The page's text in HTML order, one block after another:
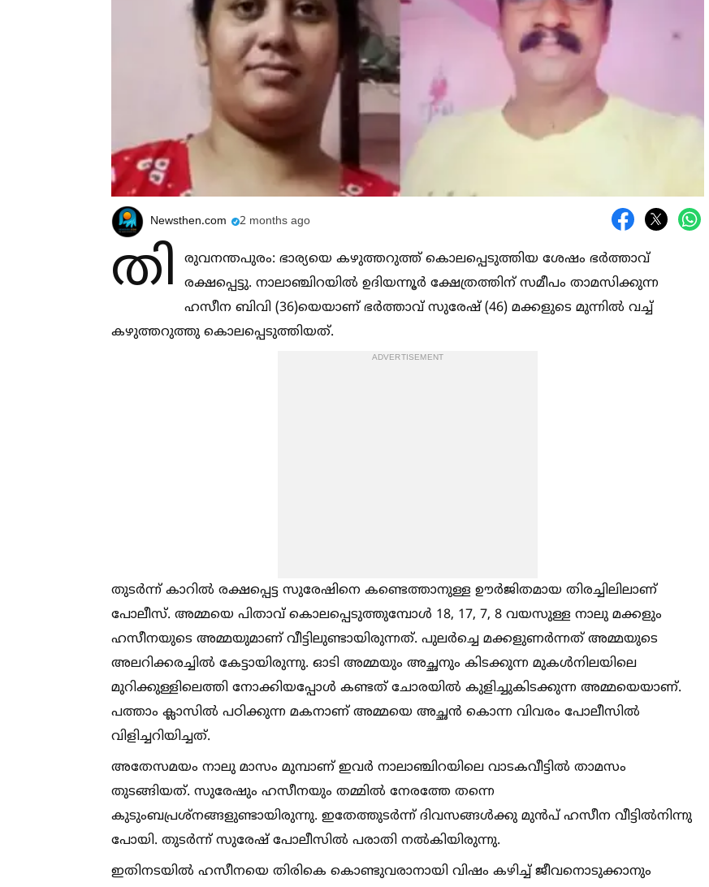
Newsthen.com 2 months ago
തി
രുവനന്തപുരം: ഭാര്യയെ കഴുത്തറുത്ത് കൊലപ്പെടുത്തിയ ശേഷം ഭർത്താവ്
രക്ഷപ്പെട്ടു. നാലാഞ്ചിറയില്‍ ഉദിയന്നൂർ ക്ഷേത്രത്തിന് സമീപം താമസിക്കുന്ന
ഹസീന ബിവി (36)യെയാണ് ഭർത്താവ് സുരേഷ് (46) മക്കളുടെ മുന്നില്‍ വച്ച്‌
കഴുത്തറുത്തു കൊലപ്പെടുത്തിയത്.
ADVERTISEMENT
തുടർന്ന് കാറില്‍ രക്ഷപ്പെട്ട സുരേഷിനെ കണ്ടെത്താനുള്ള ഊർജിതമായ തിരച്ചിലിലാണ്
പോലീസ്. അമ്മയെ പിതാവ് കൊലപ്പെ‌ടുത്തുമ്പോള്‍ 18, 17, 7, 8 വയസുള്ള നാലു മക്കളും
ഹസീനയുടെ അമ്മയുമാണ് വീട്ടിലുണ്ടായിരുന്നത്. പുലർച്ചെ മക്കളുണർന്നത് അമ്മയുടെ
അലറിക്കരച്ചില്‍ കേട്ടായിരുന്നു. ഓടി അമ്മയും അച്ഛനും കിടക്കുന്ന മുകള്‍നിലയിലെ
മുറിക്കുള്ളിലെത്തി നോക്കിയപ്പോള്‍ കണ്ടത് ചോരയില്‍ കുളിച്ചുകിടക്കുന്ന അമ്മയെയാണ്.
പത്താം ക്ലാസില്‍ പഠിക്കുന്ന മകനാണ് അമ്മയെ അച്ഛൻ കൊന്ന വിവരം പോലീസില്‍
വിളിച്ചറിയിച്ചത്.
അതേസമയം നാലു മാസം മുമ്പാണ് ഇവർ നാലാഞ്ചിറയിലെ വാടകവീട്ടില്‍ താമസം
തുടങ്ങിയത്. സുരേഷും ഹസീനയും തമ്മില്‍ നേരത്തേ തന്നെ
കുടുംബപ്രശ്‌നങ്ങളുണ്ടായിരുന്നു. ഇതേത്തുടർന്ന് ദിവസങ്ങള്‍ക്കു മുൻപ് ഹസീന വീട്ടില്‍നിന്നു
പോയി. തുടർന്ന് സുരേഷ് പോലീസില്‍ പരാതി നല്‍കിയിരുന്നു.
ഇതിനടയില്‍ ഹസീനയെ തിരികെ കൊണ്ടുവരാനായി വിഷം കഴിച്ച്‌ ജീവനൊടുക്കാനും